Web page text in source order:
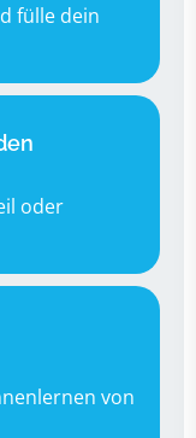
fülle dein
oder
von